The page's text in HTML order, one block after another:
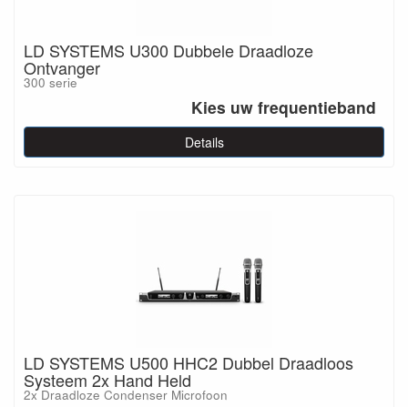
LD SYSTEMS U300 Dubbele Draadloze
Ontvanger
300 serie
Kies uw frequentieband
Details
LD SYSTEMS U500 HHC2 Dubbel Draadloos
Systeem 2x Hand Held
2x Draadloze Condenser Microfoon